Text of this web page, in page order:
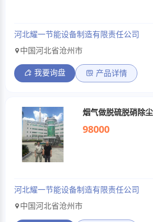
河北耀一节能设备制造有限责任公司
中国河北省沧州市
我要询盘 产品详情
烟气做脱硫脱硝除
98000
河北耀一节能设备制造有限责任公司
中国河北省沧州市